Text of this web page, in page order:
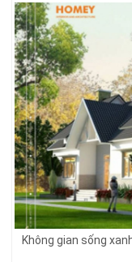
Không gian sống